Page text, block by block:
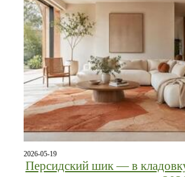
2026-05-19
Персидский шик — в